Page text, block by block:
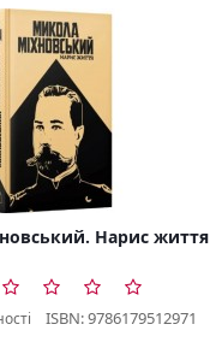
Нарис життя
ISBN: 9786179512971